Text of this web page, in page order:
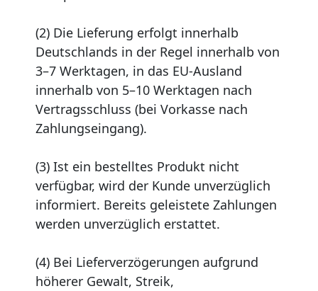
(2) Die Lieferung erfolgt innerhalb
Deutschlands in der Regel innerhalb von
3–7 Werktagen, in das EU-Ausland
innerhalb von 5–10 Werktagen nach
Vertragsschluss (bei Vorkasse nach
Zahlungseingang).
(3) Ist ein bestelltes Produkt nicht
verfügbar, wird der Kunde unverzüglich
informiert. Bereits geleistete Zahlungen
werden unverzüglich erstattet.
(4) Bei Lieferverzögerungen aufgrund
höherer Gewalt, Streik,